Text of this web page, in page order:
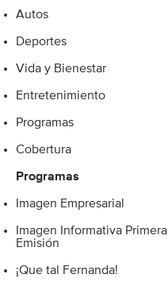
Autos
Deportes
Vida y Bienestar
Entretenimiento
Programas
Cobertura
Programas
Imagen Empresarial
Imagen Informativa Primera
Emisión
¡Que tal Fernanda!